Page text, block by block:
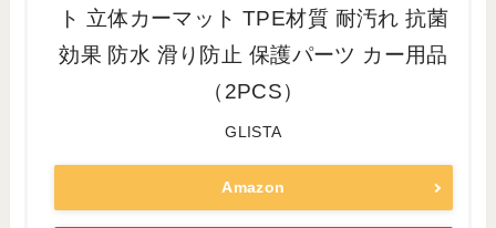
ト 立体カーマット TPE材質 耐汚れ 抗菌
効果 防水 滑り防止 保護パーツ カー用品
（2PCS）
GLISTA
Amazon